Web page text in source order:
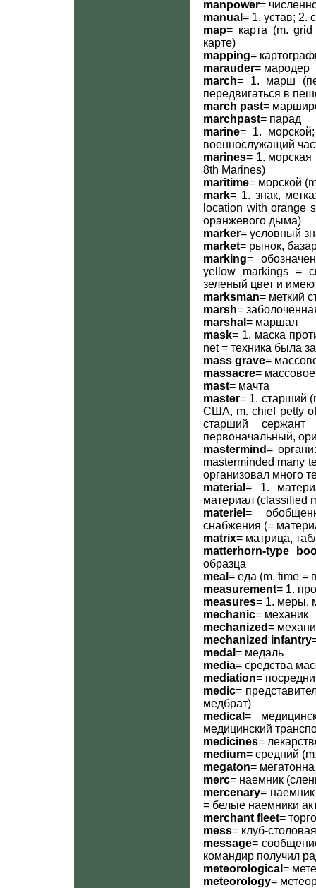
manpower=
manual = 1. устав; 2.
map= карта (m.
карте)
mapping=
marauder= мародер
march= 1. марш
передвигаться в
march past=
marchpast= парад
marine= 1.
военнослужащий
marines= 1.
8th Marines)
maritime= морской
mark= 1. знак,
location with orange
оранжевого дыма)
marker= условный
market= рынок,
marking=
yellow markings =
зеленый цвет и
marksman= меткий
marsh=
marshal = маршал
mask= 1. маска
net = техника была
mass grave=
massacre=
mast= мачта
master= 1. старший
США, m. chief petty
старший
первоначальный,
mastermind=
masterminded many
организовал много
material = 1.
материал (classified
materiel =
снабжения (=
matrix= матрица,
matterhorn-type
образца
meal = еда (m. time =
measurement= 1.
measures= 1. меры,
mechanic= механик
mechanized=
mechanized infantry
medal = медаль
media= средства
mediation=
medic=
медбрат)
medical =
медицинский
medicines=
medium= средний
megaton= мегатонна
merc= наемник
mercenary=
= белые наемники
merchant fleet=
mess= клуб-
message=
командир получил
meteorological =
meteorology=